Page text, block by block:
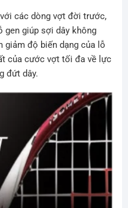
các dòng vợt đời trước,
gen giúp sợi dây không
giảm độ biến dạng của lỗ
của cước vợt tối đa về lực
đứt dây.